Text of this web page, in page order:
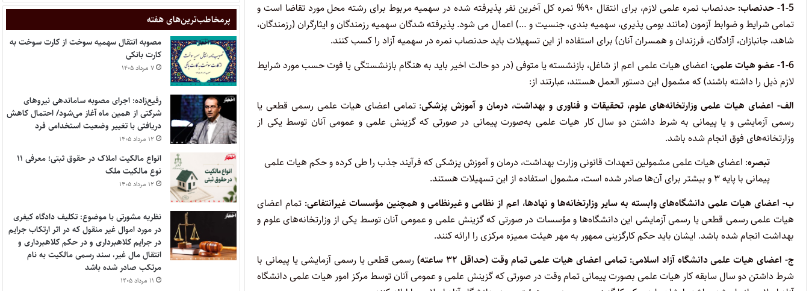
1-5- حدنصاب:
حدنصاب نمره علمی لازم، برای انتقال ۹۰% نمره کل آخرین نفر پذیرفته شده در سهمیه مربوط برای رشته محل مورد تقاضا است و
تمامی شرایط و ضوابط آزمون (مانند بومی پذیری، سهمیه بندی، جنسیت و …) اعمال می شود. پذیرفته شدگان سهمیه رزمندگان و ایثارگران (رزمندگان،
شاهد، جانبازان، آزادگان، فرزندان و همسران آنان) برای استفاده از این تسهیلات باید حدنصاب نمره در سهمیه آزاد را کسب کنند.
1-6- عضو هیات علمی: اعضای هیات علمی اعم از شاغل، بازنشسته یا متوفی (در دو حالت اخیر باید به هنگام بازنشستگی یا فوت حسب مورد شرایط
لازم ذیل را داشته باشند) که مشمول این دستور العمل هستند، عبارتند از:
الف- اعضای هیات علمی وزارتخانه‌های علوم، تحقیقات و فناوری و بهداشت، درمان و آموزش پزشکی: تمامی اعضای هیات علمی رسمی قطعی یا
رسمی آزمایشی و یا پیمانی به شرط داشتن دو سال کار هیات علمی به‌صورت پیمانی در صورتی که گزینش علمی و عمومی آنان توسط یکی از
وزارتخانه‌های فوق انجام شده باشد.
تبصره: اعضای هیات علمی مشمولین تعهدات قانونی وزارت بهداشت، درمان و آموزش پزشکی که فرآیند جذب را طی کرده و حکم هیات علمی
پیمانی با پایه ۳ و بیشتر برای آن‌ها صادر شده است، مشمول استفاده از این تسهیلات هستند.
ب- اعضای هیات علمی دانشگاه‌های وابسته به سایر وزارتخانه‌ها و نهادها، اعم از نظامی و غیرنظامی و همچنین مؤسسات غیرانتفاعی: تمام اعضای
هیات علمی رسمی قطعی یا رسمی آزمایشی این دانشگاه‌ها و مؤسسات در صورتی که گزینش علمی و عمومی آنان توسط یکی از وزارتخانه‌های علوم و
بهداشت انجام شده باشد. ایشان باید حکم کارگزینی ممهور به مهر هیئت ممیزه مرکزی را ارائه کنند.
ج- اعضای هیات علمی دانشگاه آزاد اسلامی: تمامی اعضای هیات علمی تمام وقت (حداقل ۳۲ ساعته)رسمی قطعی یا رسمی آزمایشی یا پیمانی با
شرط داشتن دو سال سابقه کار هیات علمی بصورت پیمانی تمام وقت در صورتی که گزینش علمی و عمومی آنان توسط مرکز امور هیات علمی دانشگاه
پر‌مخاطب‌ترین‌های هفته
مصوبه انتقال سهمیه سوخت از کارت سوخت به
کارت بانکی
۷ مرداد ۱۴۰۵
رفیع‌زاده: اجرای مصوبه ساماندهی نیروهای
شرکتی از همین ماه آغاز می‌شود/ احتمال کاهش
دریافتی با تغییر وضعیت استخدامی فرد
۱۲ مرداد ۱۴۰۵
انواع مالکیت املاک در حقوق ثبتی؛ معرفی ۱۱
نوع مالکیت ملک
۱۲ مرداد ۱۴۰۵
نظریه مشورتی با موضوع: تکلیف دادگاه کیفری
در مورد اموال غیر منقول که در اثر ارتکاب جرایم
در جرایم کلاهبرداری و در حکم کلاهبرداری و
انتقال مال غیر، سند رسمی مالکیت به نام
مرتکب صادر شده باشد
۱۱ مرداد ۱۴۰۵